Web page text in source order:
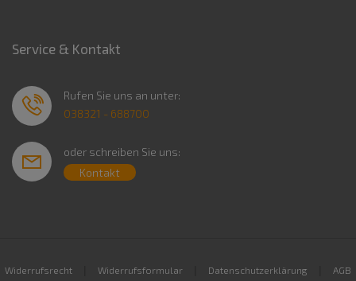
Service & Kontakt
Rufen Sie uns an unter:
038321 - 688700
oder schreiben Sie uns:
Kontakt
Widerrufsrecht Widerrufsformular Datenschutzerklärung AGB